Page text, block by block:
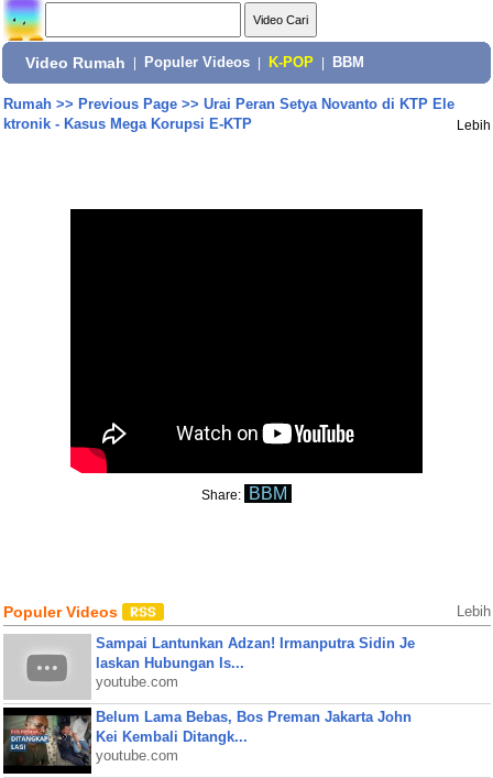
Video Rumah Populer Videos K-POP BBM
Rumah>> Previous Page>> Urai Peran Setya Novanto di KTP Ele
ktronik - Kasus Mega Korupsi E-KTP
Lebih
Share: BBM
Populer Videos Lebih
Sampai Lantunkan Adzan! Irmanputra Sidin Je
laskan Hubungan Is...
youtube.com
Belum Lama Bebas, Bos Preman Jakarta John
Kei Kembali Ditangk...
youtube.com